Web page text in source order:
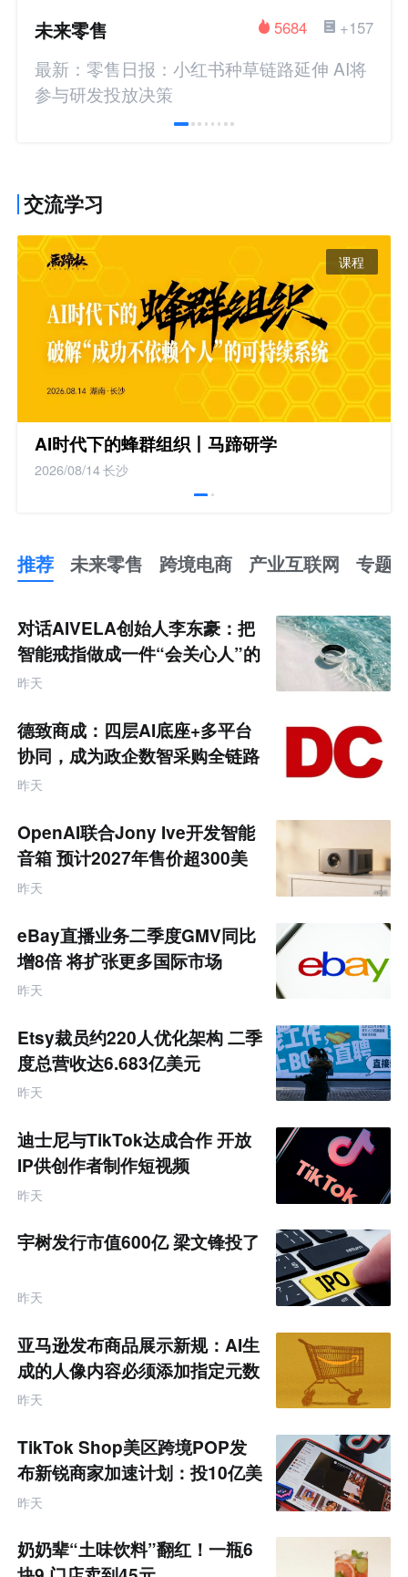
未来零售 +157
5684
最新：零售日报：小红书种草链路延伸 AI将
参与研发投放决策
交流学习
课程
AI时代下的蜂群组织丨马蹄研学
2026/08/14长沙
推荐 未来零售 跨境电商 产业互联网 专题
来
零
售
跨
境
商
产
业
互
联
网
对话AIVELA创始人李东豪：把
智能戒指做成一件“会关心人”的
饰品
昨天
德致商成：四层AI底座+多平台
协同，成为政企数智采购全链路
服务商
昨天
OpenAI联合Jony Ive开发智能
音箱 预计2027年售价超300美
元
昨天
eBay直播业务二季度GMV同比
增8倍 将扩张更多国际市场
昨天
Etsy裁员约220人优化架构 二季
度总营收达6.683亿美元
昨天
迪士尼与TikTok达成合作 开放
IP供创作者制作短视频
昨天
宇树发行市值600亿 梁文锋投了
昨天
亚马逊发布商品展示新规：AI生
成的人像内容必须添加指定元数
据
昨天
TikTok Shop美区跨境POP发
布新锐商家加速计划：投10亿美
金资源帮扶四类商家
昨天
奶奶辈“土味饮料”翻红！一瓶6